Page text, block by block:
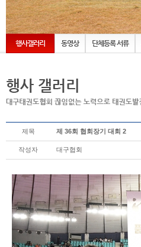
행사갤러리 동영상 단체등록 서류
제목 제 36회 협회장기 대회 2
작성자 대구협회